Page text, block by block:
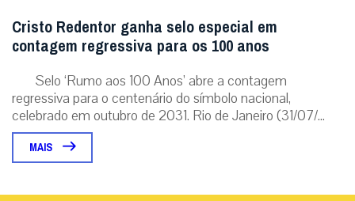
Cristo Redentor ganha selo especial em
contagem regressiva para os 100 anos
Selo ‘Rumo aos 100 Anos’ abre a contagem
regressiva para o centenário do símbolo nacional,
celebrado em outubro de 2031. Rio de Janeiro (31/07/...
MAIS